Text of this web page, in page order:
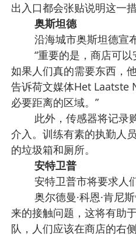
出入口都会张贴说明这一措
奥斯坦德
沿海城市奥斯坦德宣
“重要的是，商店可
如果人们真的需要东西，
告诉荷文媒体Het Laatste
必要距离的区域。”
此外，传感器将记录
介入。训练有素的执勤人
的垃圾箱和厕所。
安特卫普
安特卫普市将要求人
奥尔德曼·科恩·肯尼
来的接触问题，这将有助
队，人们应该在商店的右